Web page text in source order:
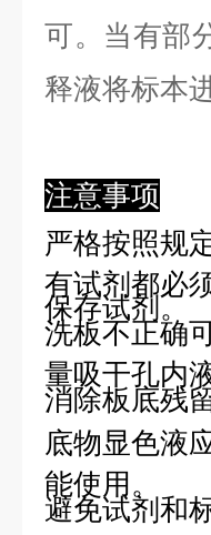
可。当有部
释液将标本
注意事项
严格按照规
有试剂都必
保存试剂。
洗板不正确
量吸干孔内
消除板底残
底物显色液
能使用。
避免试剂和